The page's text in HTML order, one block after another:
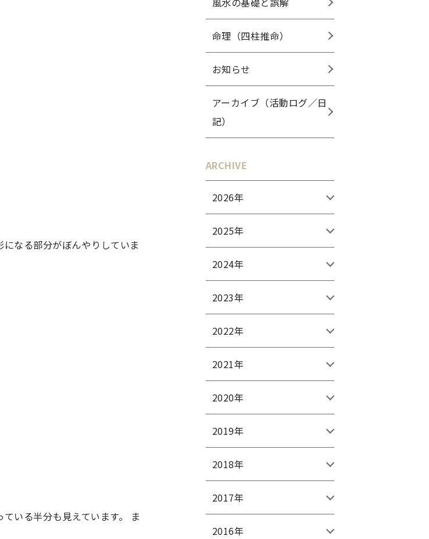
なる部分がぼんやりしていま
いる半分も見えています。 ま
命理（四柱推命）
お知らせ
アーカイブ（活動ログ／日
記）
ARCHIVE
2026年
2025年
2024年
2023年
2022年
2021年
2020年
2019年
2018年
2017年
2016年